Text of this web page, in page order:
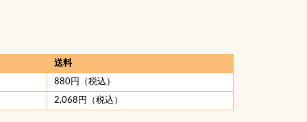
送料
880円（税込）
2,068円（税込）